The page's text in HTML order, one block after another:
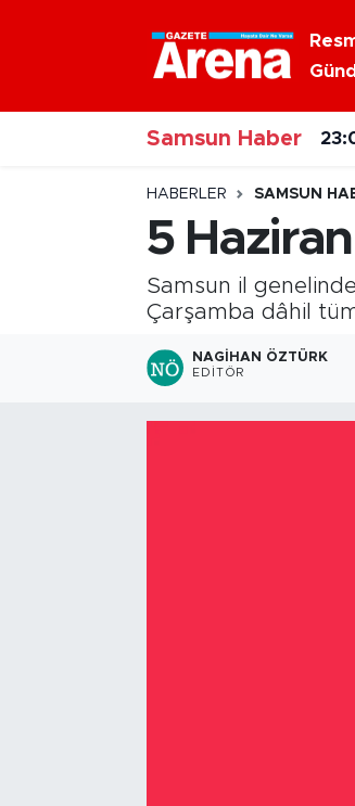
Samsun Haber
HABERLER SAMSUN
5
Samsun il
Çarşamba dâhil
NAGIHAN ÖZTÜRK
EDITÖR
Nöbetçi Eczaneler
Hava Durumu
Samsun Namaz Vakitleri
Trafik Durumu
Süper Lig Puan Durumu ve
Tüm Manşetler